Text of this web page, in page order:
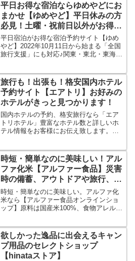
平日お得な宿泊ならゆめやどにお
まかせ【ゆめやど】平日休みの方
必見！土曜・祝前日以外がお得な
宿泊予約
平日宿泊がお得な宿泊予約サイト【ゆめ
やど】2022年10月11日から始まる「全国
旅行支援」にも対応♪関東・東北・東海・
っと楽しもう。」をテーマに、ゆめやど
スタッフが厳選、限定の特典やプランが
多数そろっております。
旅行も！出張も！格安国内ホテル
予約サイト【エアトリ】お好みの
ホテルがきっと見つかります！
国内ホテルの予約、格安旅行なら「エア
トリホテル」豊富なホテル数と詳しいホ
テル情報をお客様にお伝え致します。お
ルを一括検索！お好みのホテルがきっと
見つかります。お得にホテルに泊まるな
ら【エアトリ】で！
時短・簡単なのに美味しい！アル
ファ化米【アルファー食品】災害
時の備蓄、アウトドアや旅行、普
段使いにも！
時短・簡単なのに美味しい。アルファ化
米なら【アルファー食品オンラインショ
ップ】原料は国産米100%、食物アレルギ
しやすいコンパクトパッケージ。非常時
以外にアウトドアや旅行中の食事にも！
種類も豊富が嬉しい♪
欲しかった逸品に出会えるキャン
プ用品のセレクトショップ
【hinataストア】